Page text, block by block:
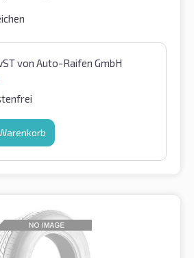
von Auto-Raifen GmbH